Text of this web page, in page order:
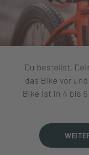
Du bestellst,
das Bike vor
Bike ist in 4 bis